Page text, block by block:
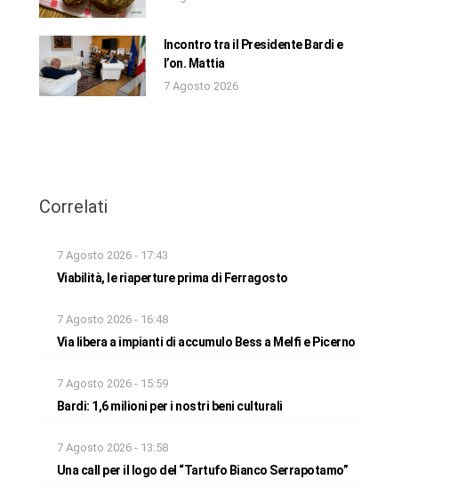
Incontro tra il Presidente Bardi e
l’on. Mattia
7 Agosto 2026
Correlati
7 Agosto 2026 - 17:43
Viabilità, le riaperture prima di Ferragosto
7 Agosto 2026 - 16:48
Via libera a impianti di accumulo Bess a Melfi e Picerno
7 Agosto 2026 - 15:59
Bardi: 1,6 milioni per i nostri beni culturali
7 Agosto 2026 - 13:58
Una call per il logo del “Tartufo Bianco Serrapotamo”